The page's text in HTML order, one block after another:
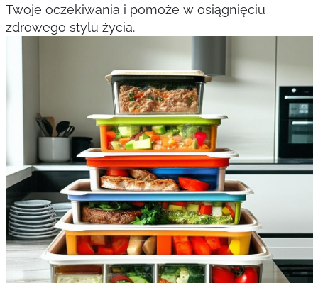
Twoje oczekiwania i pomoże w osiągnięciu
zdrowego stylu życia.